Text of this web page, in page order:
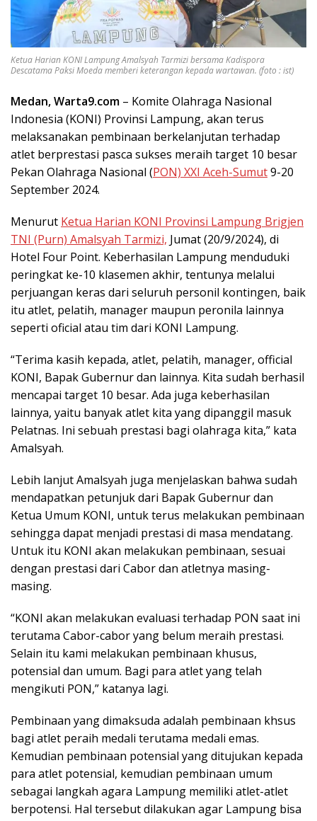
Ketua Harian KONI Lampung Amalsyah Tarmizi bersama Kadispora
Descatama Paksi Moeda memberi keterangan kepada wartawan. (foto : ist)
Medan, Warta9.com – Komite Olahraga Nasional
Indonesia (KONI) Provinsi Lampung, akan terus
melaksanakan pembinaan berkelanjutan terhadap
atlet berprestasi pasca sukses meraih target 10 besar
Pekan Olahraga Nasional (PON) XXI Aceh-Sumut9-20
September 2024.
Menurut Ketua Harian KONI Provinsi Lampung Brigjen
TNI (Purn) Amalsyah Tarmizi, Jumat (20/9/2024), di
Hotel Four Point. Keberhasilan Lampung menduduki
peringkat ke-10 klasemen akhir, tentunya melalui
perjuangan keras dari seluruh personil kontingen, baik
itu atlet, pelatih, manager maupun peronila lainnya
seperti oficial atau tim dari KONI Lampung.
“Terima kasih kepada, atlet, pelatih, manager, official
KONI, Bapak Gubernur dan lainnya. Kita sudah berhasil
mencapai target 10 besar. Ada juga keberhasilan
lainnya, yaitu banyak atlet kita yang dipanggil masuk
Pelatnas. Ini sebuah prestasi bagi olahraga kita,” kata
Amalsyah.
Lebih lanjut Amalsyah juga menjelaskan bahwa sudah
mendapatkan petunjuk dari Bapak Gubernur dan
Ketua Umum KONI, untuk terus melakukan pembinaan
sehingga dapat menjadi prestasi di masa mendatang.
Untuk itu KONI akan melakukan pembinaan, sesuai
dengan prestasi dari Cabor dan atletnya masing-
masing.
“KONI akan melakukan evaluasi terhadap PON saat ini
terutama Cabor-cabor yang belum meraih prestasi.
Selain itu kami melakukan pembinaan khusus,
potensial dan umum. Bagi para atlet yang telah
mengikuti PON,” katanya lagi.
Pembinaan yang dimaksuda adalah pembinaan khsus
bagi atlet peraih medali terutama medali emas.
Kemudian pembinaan potensial yang ditujukan kepada
para atlet potensial, kemudian pembinaan umum
sebagai langkah agara Lampung memiliki atlet-atlet
berpotensi. Hal tersebut dilakukan agar Lampung bisa